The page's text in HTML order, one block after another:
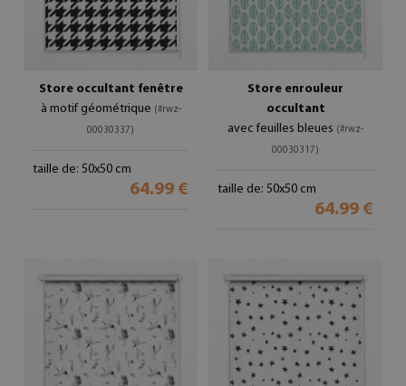
Store occultant fenêtre
à motif géométrique (#rwz-
00030337)
taille de: 50x50 cm
64.99 €
Store enrouleur
occultant
avec feuilles bleues (#rwz-
00030317)
taille de: 50x50 cm
64.99 €